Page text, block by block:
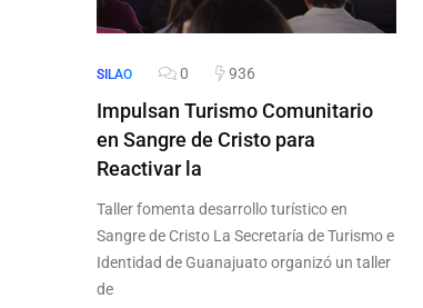
SILAO 0 936
Impulsan Turismo Comunitario
en Sangre de Cristo para
Reactivar la
Taller fomenta desarrollo turístico en
Sangre de Cristo La Secretaría de Turismo e
Identidad de Guanajuato organizó un taller
de